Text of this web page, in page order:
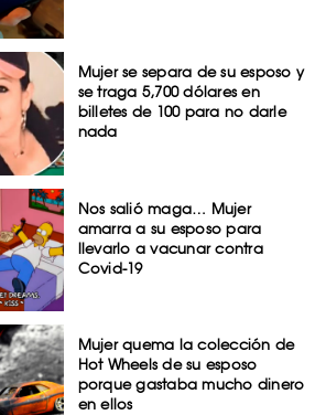
Mujer se separa de su esposo y
se traga 5,700 dólares en
billetes de 100 para no darle
nada
Nos salió maga… Mujer
amarra a su esposo para
llevarlo a vacunar contra
Covid-19
Mujer quema la colección de
Hot Wheels de su esposo
porque gastaba mucho dinero
en ellos